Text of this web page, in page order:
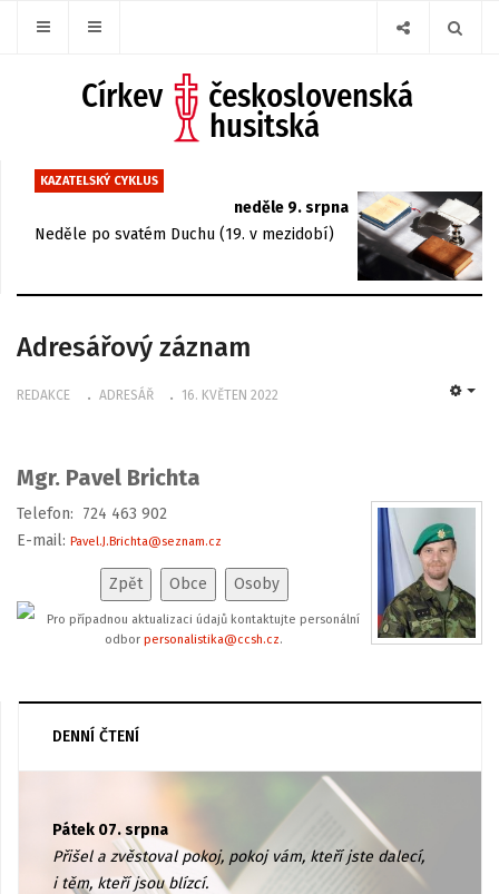
KAZATELSKÝ CYKLUS
neděle 9. srpna
Neděle po svatém Duchu (19. v mezidobí)
Adresářový záznam
REDAKCE ADRESÁŘ 16. KVĚTEN 2022
Mgr. Pavel Brichta
Telefon: 724 463 902
E-mail: Pavel.J.Brichta@seznam.cz
Pro případnou aktualizaci údajů kontaktujte personální
odbor personalistika@ccsh.cz.
DENNÍ ČTENÍ
Pátek 07. srpna
Přišel a zvěstoval pokoj, pokoj vám, kteří jste dalecí,
i těm, kteří jsou blízcí.